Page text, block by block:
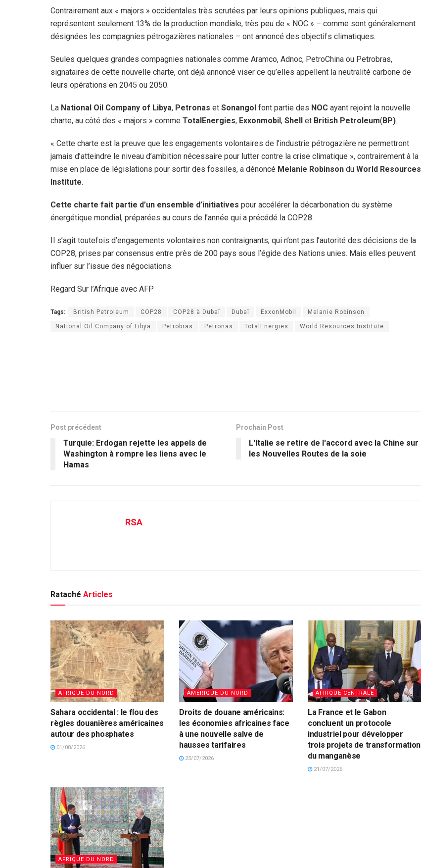
Contrairement aux « majors » occidentales très scrutées par leurs opinions publiques, mais qui
représentent seulement 13% de la production mondiale, très peu de « NOC » – comme sont généralement
désignées les compagnies pétrogazières nationales – ont annoncé des objectifs climatiques.
Seules quelques grandes compagnies nationales comme Aramco, Adnoc, PetroChina ou Petrobras,
signataires de cette nouvelle charte, ont déjà annoncé viser ce qu’elles appellent la neutralité carbone de
leurs opérations en 2045 ou 2050.
La National Oil Company of Libya, Petronas et Sonangol font partie des NOC ayant rejoint la nouvelle
charte, au côté des « majors » comme TotalEnergies, Exxonmobil , Shell et British Petroleum( BP).
« Cette charte est la preuve que les engagements volontaires de l’industrie pétrogazière ne permettront
jamais d’atteindre le niveau d’ambition nécessaire pour lutter contre la crise climatique », contrairement à la
mise en place de législations pour sortir des fossiles, a dénoncé Melanie Robinson du World Resources
Institute.
Cette charte fait partie d’un ensemble d’initiatives pour accélérer la décarbonation du système
énergétique mondial, préparées au cours de l’année qui a précédé la COP28.
Il s’agit toutefois d’engagements volontaires non contraignants, qui n’ont pas l’autorité des décisions de la
COP28, prises par consensus entre près de 200 pays sous l’égide des Nations unies. Mais elles peuvent
influer sur l’issue des négociations.
Regard Sur l’Afrique avec AFP
Tags: British Petroleum COP28 COP28 à Dubaï Dubaï ExxonMobil Melanie Robinson
National Oil Company of Libya Petrobras Petronas TotalEnergies World Resources Institute
Post précédent
Turquie: Erdogan rejette les appels de
Washington à rompre les liens avec le
Hamas
Prochain Post
L'Italie se retire de l'accord avec la Chine sur
les Nouvelles Routes de la soie
RSA
Rataché Articles
AFRIQUE DU NORD
Sahara occidental : le flou des
règles douanières américaines
autour des phosphates
01/08/2026
AMÉRIQUE DU NORD
Droits de douane américains:
les économies africaines face
à une nouvelle salve de
hausses tarifaires
25/07/2026
AFRIQUE CENTRALE
La France et le Gabon
concluent un protocole
industriel pour développer
trois projets de transformation
du manganèse
21/07/2026
AFRIQUE DU NORD